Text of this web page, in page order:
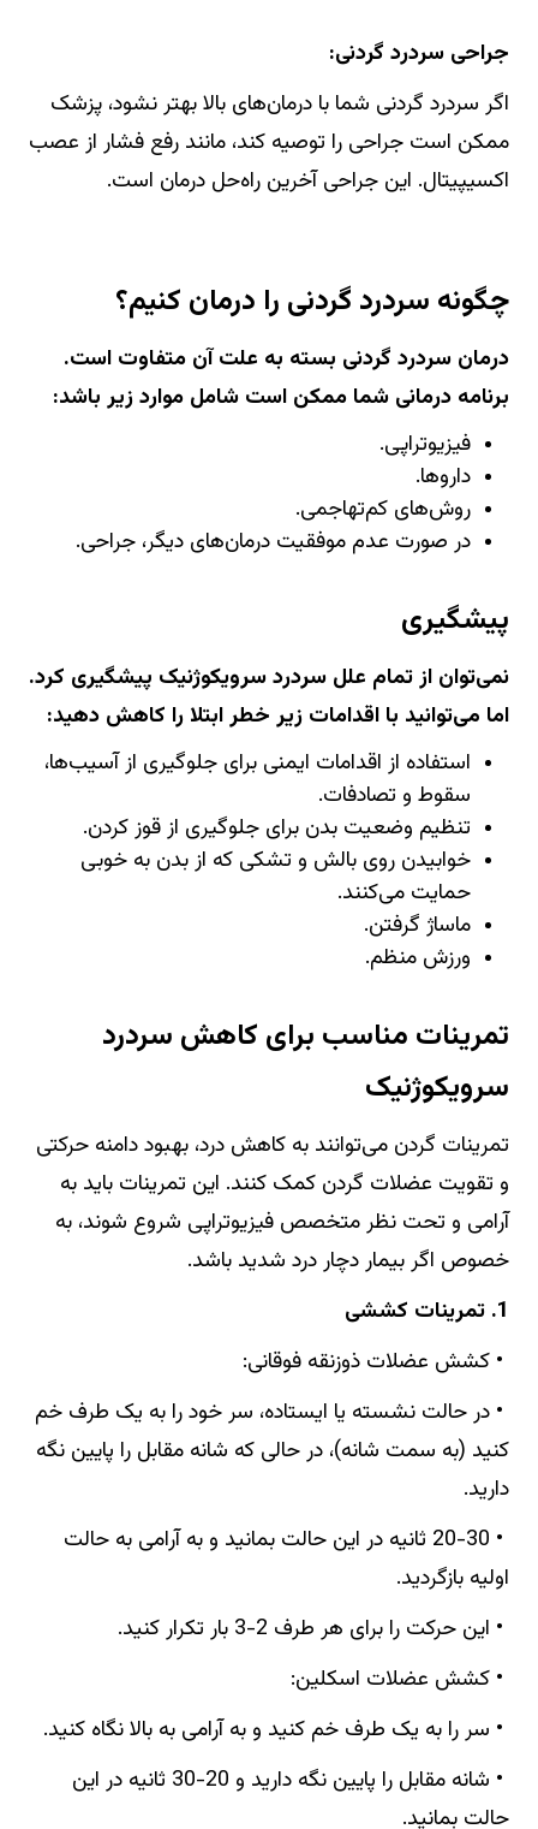
جراحی سردرد گردنی:
اگر سردرد گردنی شما با درمان‌های بالا بهتر نشود، پزشک
ممکن است جراحی را توصیه کند، مانند رفع فشار از عصب
اکسیپیتال. این جراحی آخرین راه‌حل درمان است.
چگونه سردرد گردنی را درمان کنیم؟
درمان سردرد گردنی بسته به علت آن متفاوت است.
برنامه درمانی شما ممکن است شامل موارد زیر باشد:
فیزیوتراپی.
داروها.
روش‌های کم‌تهاجمی.
در صورت عدم موفقیت درمان‌های دیگر، جراحی.
پیشگیری
نمی‌توان از تمام علل سردرد سرویکوژنیک پیشگیری کرد.
اما می‌توانید با اقدامات زیر خطر ابتلا را کاهش دهید:
استفاده از اقدامات ایمنی برای جلوگیری از آسیب‌ها،
سقوط و تصادفات.
تنظیم وضعیت بدن برای جلوگیری از قوز کردن.
خوابیدن روی بالش و تشکی که از بدن به خوبی
حمایت می‌کنند.
ماساژ گرفتن.
ورزش منظم.
تمرینات مناسب برای کاهش سردرد
سرویکوژنیک
تمرینات گردن می‌توانند به کاهش درد، بهبود دامنه حرکتی
و تقویت عضلات گردن کمک کنند. این تمرینات باید به
آرامی و تحت نظر متخصص فیزیوتراپی شروع شوند، به
خصوص اگر بیمار دچار درد شدید باشد.
1. تمرینات کششی
• کشش عضلات ذوزنقه فوقانی:
• در حالت نشسته یا ایستاده، سر خود را به یک طرف خم
کنید (به سمت شانه)، در حالی که شانه مقابل را پایین نگه
دارید.
• 20-30 ثانیه در این حالت بمانید و به آرامی به حالت
اولیه بازگردید.
• این حرکت را برای هر طرف 2-3 بار تکرار کنید.
• کشش عضلات اسکلین:
• سر را به یک طرف خم کنید و به آرامی به بالا نگاه کنید.
• شانه مقابل را پایین نگه دارید و 20-30 ثانیه در این
حالت بمانید.